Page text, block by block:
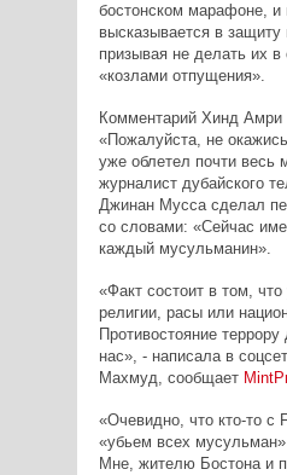
бостонском марафоне,
высказывается в
призывая не делать их в
«козлами отпущения».
Комментарий Хинд
«Пожалуйста, не
уже облетел почти весь
журналист дубайского
Джинан Мусса сделал
со словами: «Сейчас
каждый мусульманин».
«Факт состоит в том,
религии, расы или
Противостояние
нас», - написала в
Махмуд, сообщает
«Очевидно, что кто-то с
«убьем всех
Мне, жителю Бостона и